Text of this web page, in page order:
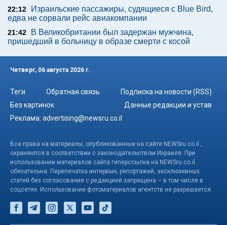
22:12
Израильские пассажиры, судящиеся с Blue Bird,
едва не сорвали рейс авиакомпании
21:42
В Великобритании был задержан мужчина,
пришедший в больницу в образе смерти с косой
Четверг, 06 августа 2026 г.
Теги Обратная связь
Подписка на новости (RSS)
Без картинок
Данные редакции и устав
Реклама: advertising@newsru.co.il
Все права на материалы, опубликованные на сайте NEWSru.co.il ,
охраняются в соответствии с законодательством Израиля. При
использовании материалов сайта гиперссылка на NEWSru.co.il
обязательна. Перепечатка интервью, репортажей, эксклюзивных
статей без согласования с редакцией запрещена – в том числе в
соцсетях. Использование фотоматериалов агентств не разрешается.